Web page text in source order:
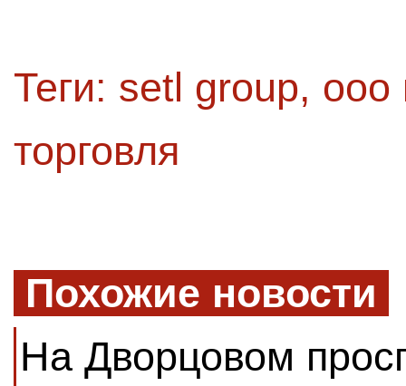
Теги: setl group, ооо
торговля
Похожие новости
На Дворцовом